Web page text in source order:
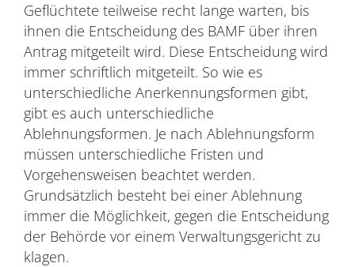
Geflüchtete teilweise recht lange warten, bis
ihnen die Entscheidung des BAMF über ihren
Antrag mitgeteilt wird. Diese Entscheidung wird
immer schriftlich mitgeteilt. So wie es
unterschiedliche Anerkennungsformen gibt,
gibt es auch unterschiedliche
Ablehnungsformen. Je nach Ablehnungsform
müssen unterschiedliche Fristen und
Vorgehensweisen beachtet werden.
Grundsätzlich besteht bei einer Ablehnung
immer die Möglichkeit, gegen die Entscheidung
der Behörde vor einem Verwaltungsgericht zu
klagen.